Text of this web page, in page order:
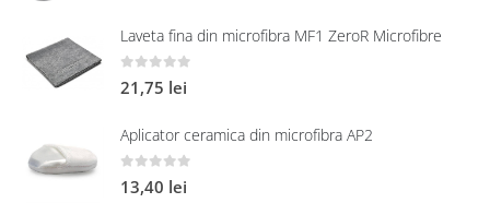
Laveta fina din microfibra MF1 ZeroR Microfibre
out of 5
21,75 lei
Aplicator ceramica din microfibra AP2
out of 5
13,40 lei